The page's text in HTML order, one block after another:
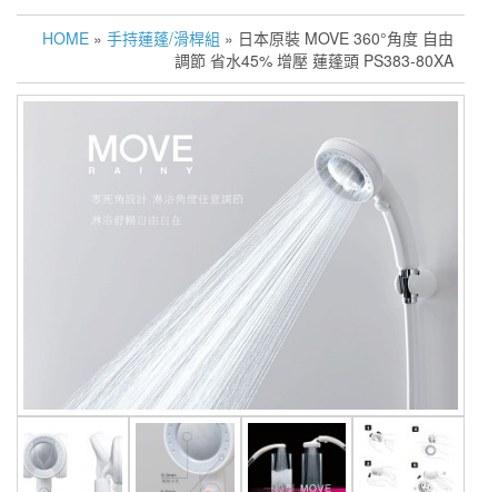
HOME » 手持蓮蓬/滑桿組 » 日本原裝 MOVE 360°角度 自由
調節 省水45% 增壓 蓮蓬頭 PS383-80XA